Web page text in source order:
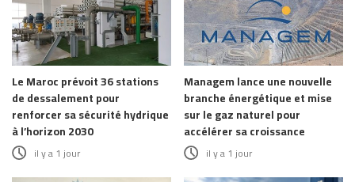
Le Maroc prévoit 36 stations
de dessalement pour
renforcer sa sécurité hydrique
à l’horizon 2030
il y a 1 jour
Managem lance une nouvelle
branche énergétique et mise
sur le gaz naturel pour
accélérer sa croissance
il y a 1 jour